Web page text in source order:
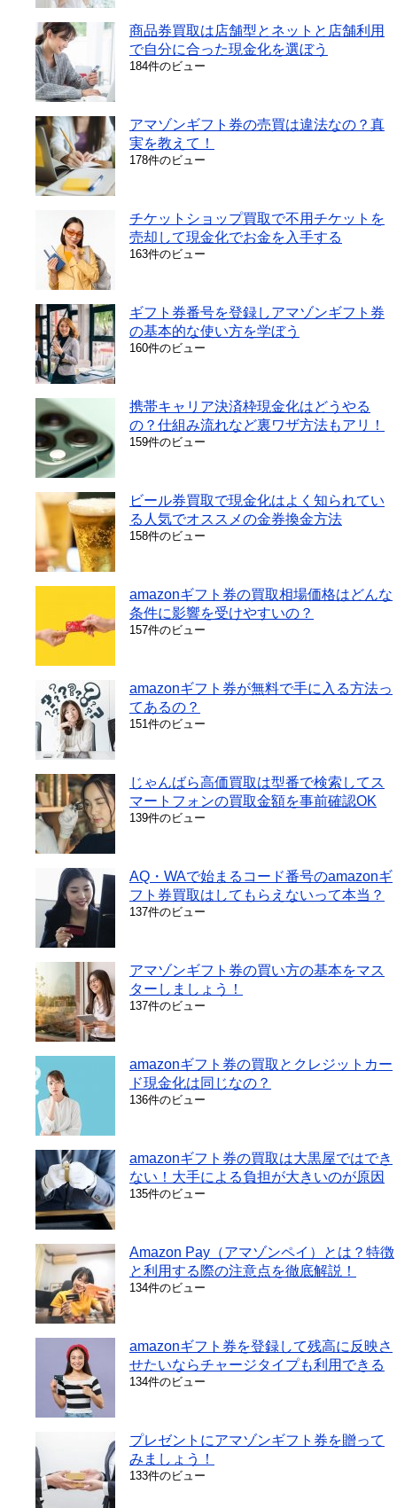
商品券買取は店舗型とネットと店舗利用
で自分に合った現金化を選ぼう
184件のビュー
アマゾンギフト券の売買は違法なの？真
実を教えて！
178件のビュー
チケットショップ買取で不用チケットを
売却して現金化でお金を入手する
163件のビュー
ギフト券番号を登録しアマゾンギフト券
の基本的な使い方を学ぼう
160件のビュー
携帯キャリア決済枠現金化はどうやる
の？仕組み流れなど裏ワザ方法もアリ！
159件のビュー
ビール券買取で現金化はよく知られてい
る人気でオススメの金券換金方法
158件のビュー
amazonギフト券の買取相場価格はどんな
条件に影響を受けやすいの？
157件のビュー
amazonギフト券が無料で手に入る方法っ
てあるの？
151件のビュー
じゃんばら高価買取は型番で検索してス
マートフォンの買取金額を事前確認OK
139件のビュー
AQ・WAで始まるコード番号のamazonギ
フト券買取はしてもらえないって本当？
137件のビュー
アマゾンギフト券の買い方の基本をマス
ターしましょう！
137件のビュー
amazonギフト券の買取とクレジットカー
ド現金化は同じなの？
136件のビュー
amazonギフト券の買取は大黒屋ではでき
ない！大手による負担が大きいのが原因
135件のビュー
Amazon Pay（アマゾンペイ）とは？特徴
と利用する際の注意点を徹底解説！
134件のビュー
amazonギフト券を登録して残高に反映さ
せたいならチャージタイプも利用できる
134件のビュー
プレゼントにアマゾンギフト券を贈って
みましょう！
133件のビュー